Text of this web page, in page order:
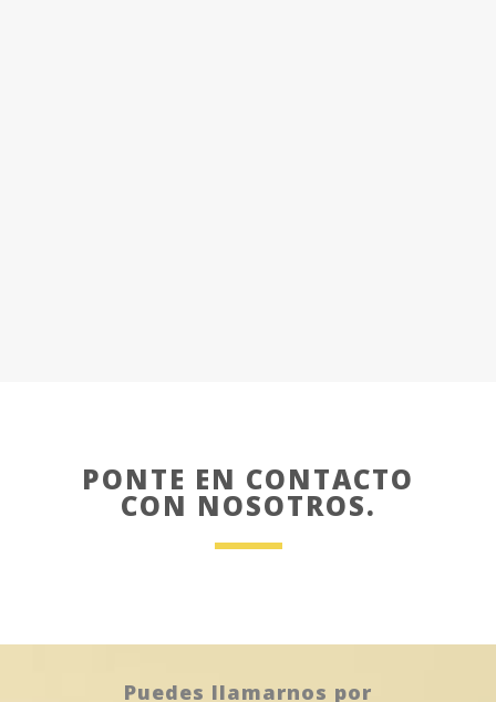
PONTE EN CONTACTO
CON NOSOTROS.
Puedes llamarnos por